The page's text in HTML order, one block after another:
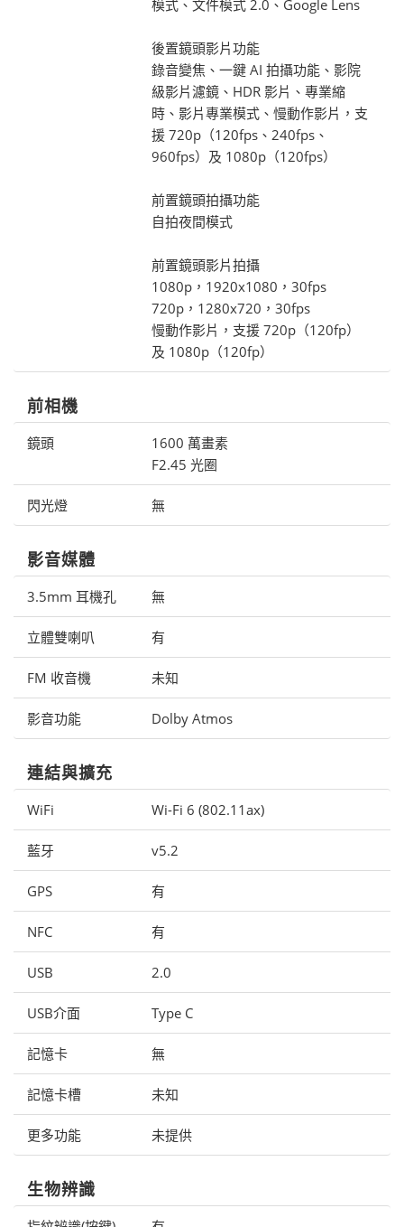
模式、文件模式 2.0、Google Lens
後置鏡頭影片功能
錄音變焦、一鍵 AI 拍攝功能、影院
級影片濾鏡、HDR 影片、專業縮
時、影片專業模式、慢動作影片，支
援 720p（120fps、240fps、
960fps）及 1080p（120fps）
前置鏡頭拍攝功能
自拍夜間模式
前置鏡頭影片拍攝
1080p，1920x1080，30fps
720p，1280x720，30fps
慢動作影片，支援 720p（120fp）
及 1080p（120fp）
前相機
鏡頭
1600 萬畫素
F2.45 光圈
閃光燈 無
影音媒體
3.5mm 耳機孔 無
立體雙喇叭 有
FM 收音機 未知
影音功能 Dolby Atmos
連結與擴充
WiFi Wi-Fi 6 (802.11ax)
藍牙 v5.2
GPS 有
NFC 有
USB 2.0
USB介面 Type C
記憶卡 無
記憶卡槽 未知
更多功能 未提供
生物辨識